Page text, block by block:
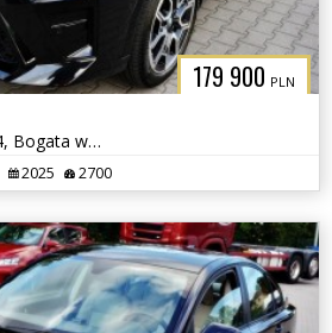
179 900 PLN
2700 km przebiegu, 4x4, Bogata wersja
2025 2700